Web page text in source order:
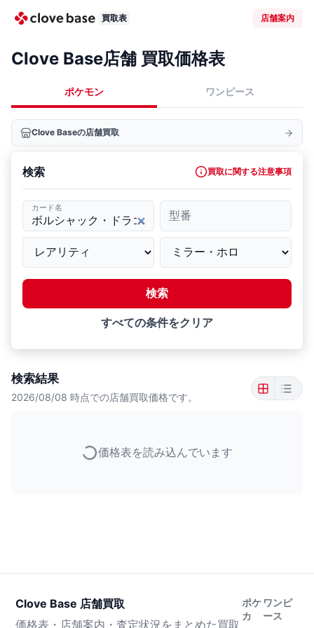
買取表 店舗案内
Clove Base店舗 買取価格表
ポケモン ワンピース
Clove Baseの店舗買取
検索 買取に関する注意事項
カード名
型番
検索
すべての条件をクリア
検索結果
2026/08/08 時点での店舗買取価格です。
価格表を読み込んでいます
Clove Base 店舗買取
価格表・店舗案内・査定状況をまとめた買取
ポケ
カ
ワンピ
ース